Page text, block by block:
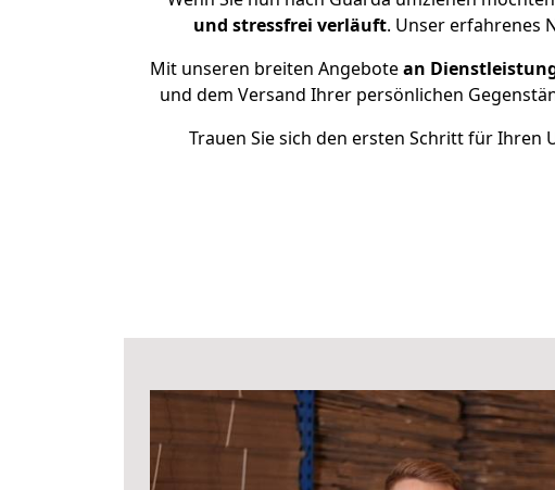
und stressfrei verläuft. Unser erfahrenes
Mit unseren breiten Angebotean
und dem Versand Ihrer persönlichen
Trauen Sie sich den ersten Schritt für Ihren